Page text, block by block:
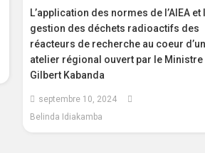
L’application des normes de l’AIEA et
gestion des déchets radioactifs des
réacteurs de recherche au coeur
atelier régional ouvert par le Ministre
Gilbert Kabanda
septembre 10, 2024
Belinda Idiakamba